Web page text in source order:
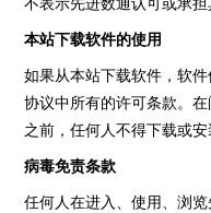
不表示先进数通认可或承
本站下载软件的使用
如果从本站下载软件，软
协议中所有的许可条款。
之前，任何人不得下载或安
病毒免责条款
任何人在进入、使用、浏